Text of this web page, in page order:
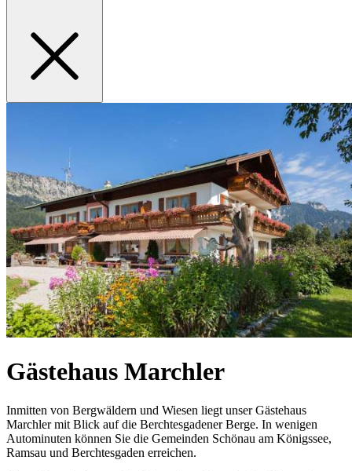
Gästehaus Marchler
Inmitten von Bergwäldern und Wiesen liegt unser Gästehaus
Marchler mit Blick auf die Berchtesgadener Berge. In wenigen
Autominuten können Sie die Gemeinden Schönau am Königssee,
Ramsau und Berchtesgaden erreichen.